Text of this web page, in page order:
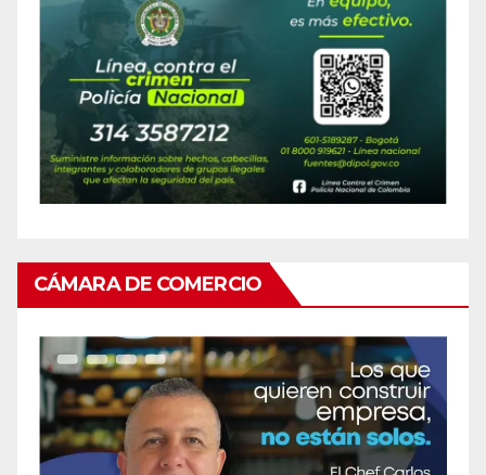
CÁMARA DE COMERCIO